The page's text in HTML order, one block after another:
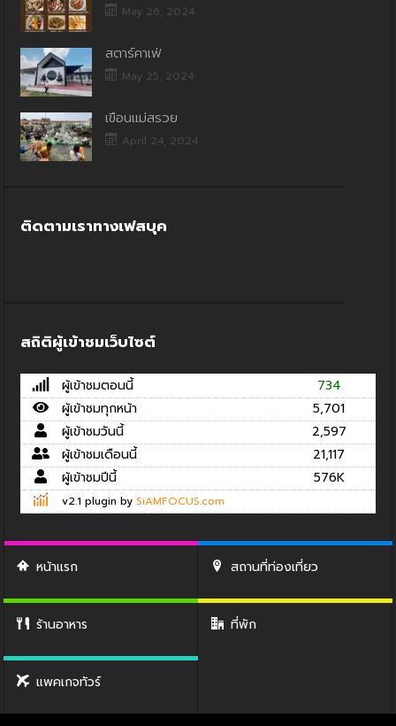
May 26, 2024
สตาร์คาเฟ่
May 25, 2024
เขื่อนแม่สรวย
April 24, 2024
ติดตามเราทางเฟสบุค
สถิติผู้เข้าชมเว็บไซต์
ผู้เข้าชมตอนนี้
734
ผู้เข้าชมทุกหน้า
5,701
ผู้เข้าชมวันนี้
2,597
ผู้เข้าชมเดือนนี้
21,117
ผู้เข้าชมปีนี้
576K
v2.1 plugin by SiAMFOCUS.com
หน้าแรก สถานที่ท่องเที่ยว
ร้านอาหาร ที่พัก
แพคเกจทัวร์